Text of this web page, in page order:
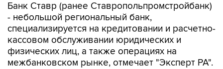
Банк Ставр (ранее Ставропольпромстройбанк)
- небольшой региональный банк,
специализируется на кредитовании и расчетно-
кассовом обслуживании юридических и
физических лиц, а также операциях на
межбанковском рынке, отмечает "Эксперт РА".